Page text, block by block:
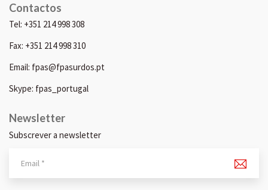
Contactos
Tel: +351 214 998 308
Fax: +351 214 998 310
Email: fpas@fpasurdos.pt
Skype: fpas_portugal
Newsletter
Subscrever a newsletter